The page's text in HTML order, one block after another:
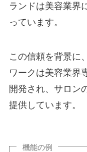
ランドは美容業界
っています。
この信頼を背景に
ワークは美容業界
開発され、サロン
提供しています。
機能の例